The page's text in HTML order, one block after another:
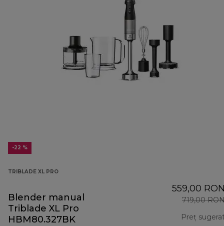
-22 %
TRIBLADE XL PRO
Blender manual
Triblade XL Pro
HBM80.327BK
559,00
719,00
Preț